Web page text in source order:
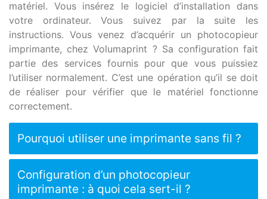
matériel. Vous insérez le logiciel d’installation dans
votre ordinateur. Vous suivez par la suite les
instructions. Vous venez d’acquérir un photocopieur
imprimante, chez Volumaprint ? Sa configuration fait
partie des services fournis pour que vous puissiez
l’utiliser normalement. C’est une opération qu’il se doit
de réaliser pour vérifier que le matériel fonctionne
correctement.
Pourquoi utiliser une imprimante sans fil ?
Configuration d’un photocopieur
imprimante : à quoi cela sert-il ?